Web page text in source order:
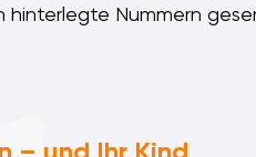
hinterlegte Nummern
– und Ihr Kind